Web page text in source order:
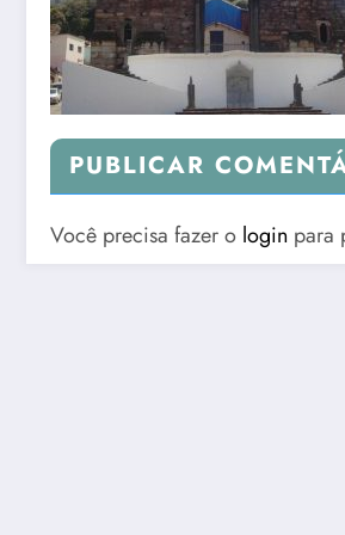
PUBLICAR
Você precisa fazer o login para